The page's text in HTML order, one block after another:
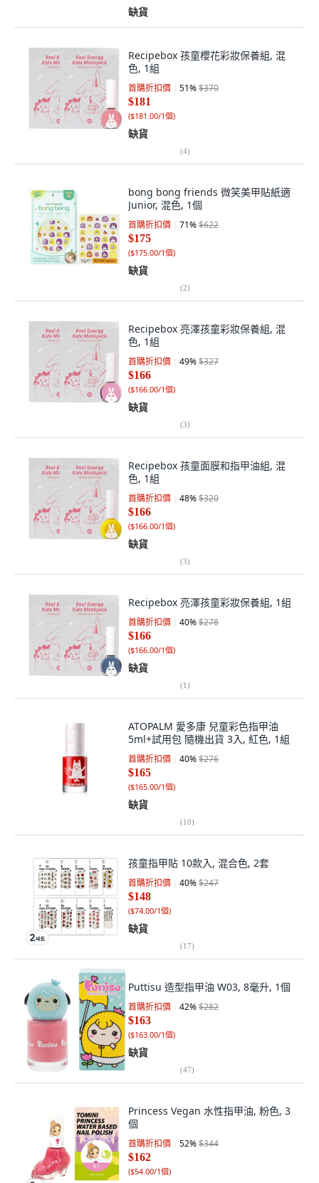
缺貨
Recipebox 孩童櫻花彩妝保養組, 混
色, 1組
首購折扣價 51%$370
$181
($181.00/1個)
缺貨
(4)
bong bong friends 微笑美甲貼紙適
Junior, 混色, 1個
首購折扣價 71%$622
$175
($175.00/1個)
缺貨
(2)
Recipebox 亮澤孩童彩妝保養組, 混
色, 1組
首購折扣價 49%$327
$166
($166.00/1個)
缺貨
(3)
Recipebox 孩童面膜和指甲油組, 混
色, 1組
首購折扣價 48%$320
$166
($166.00/1個)
缺貨
(3)
Recipebox 亮澤孩童彩妝保養組, 1組
首購折扣價 40%$278
$166
($166.00/1個)
缺貨
(1)
ATOPALM 愛多康 兒童彩色指甲油
5ml+試用包 隨機出貨 3入, 紅色, 1組
首購折扣價 40%$276
$165
($165.00/1個)
缺貨
(10)
孩童指甲貼 10款入, 混合色, 2套
首購折扣價 40%$247
$148
($74.00/1個)
缺貨
(17)
Puttisu 造型指甲油 W03, 8毫升, 1個
首購折扣價 42%$282
$163
($163.00/1個)
缺貨
(47)
Princess Vegan 水性指甲油, 粉色, 3
個
首購折扣價 52%$344
$162
($54.00/1個)